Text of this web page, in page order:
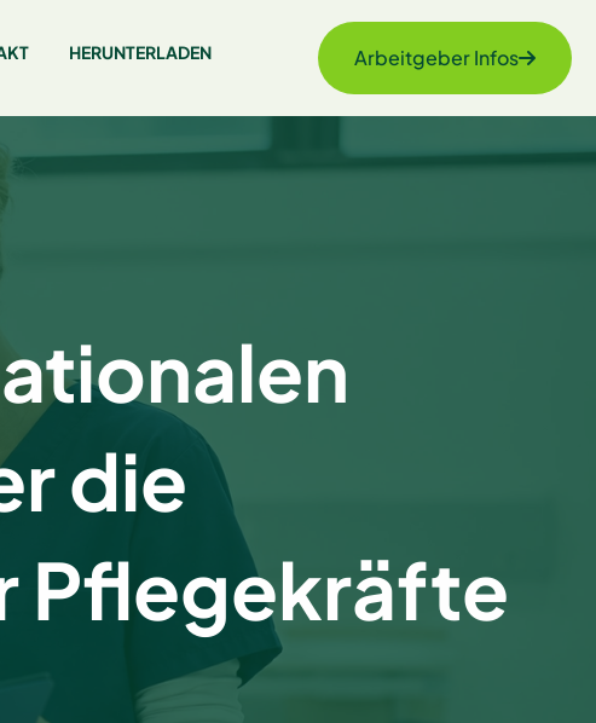
HERUNTERLADEN Arbeitgeber Infos
die
Pflegekräfte